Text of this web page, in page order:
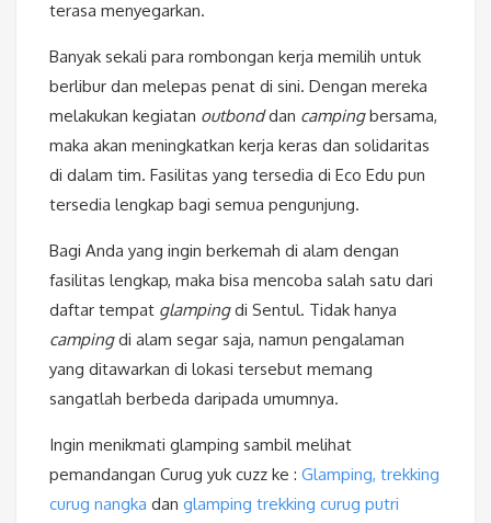
terasa menyegarkan.
Banyak sekali para rombongan kerja memilih untuk
berlibur dan melepas penat di sini. Dengan mereka
melakukan kegiatan outbonddan campingbersama,
maka akan meningkatkan kerja keras dan solidaritas
di dalam tim. Fasilitas yang tersedia di Eco Edu pun
tersedia lengkap bagi semua pengunjung.
Bagi Anda yang ingin berkemah di alam dengan
fasilitas lengkap, maka bisa mencoba salah satu dari
daftar tempat glampingdi Sentul. Tidak hanya
campingdi alam segar saja, namun pengalaman
yang ditawarkan di lokasi tersebut memang
sangatlah berbeda daripada umumnya.
Ingin menikmati glamping sambil melihat
pemandangan Curug yuk cuzz ke : Glamping, trekking
curug nangka dan glamping trekking curug putri